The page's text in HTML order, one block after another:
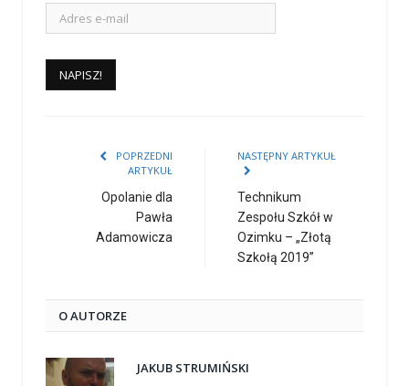
POPRZEDNI
ARTYKUŁ
Opolanie dla
Pawła
Adamowicza
NASTĘPNY ARTYKUŁ
Technikum
Zespołu Szkół w
Ozimku – „Złotą
Szkołą 2019”
O AUTORZE
JAKUB STRUMIŃSKI